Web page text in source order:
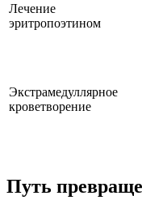
Лечение
эритропоэтином
Экстрамедуллярное
кроветворение
Путь